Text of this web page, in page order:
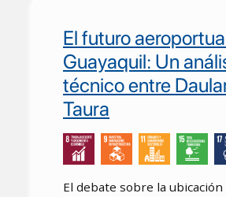
El futuro
Guayaquil: Un
técnico entre
Taura
El debate sobre la